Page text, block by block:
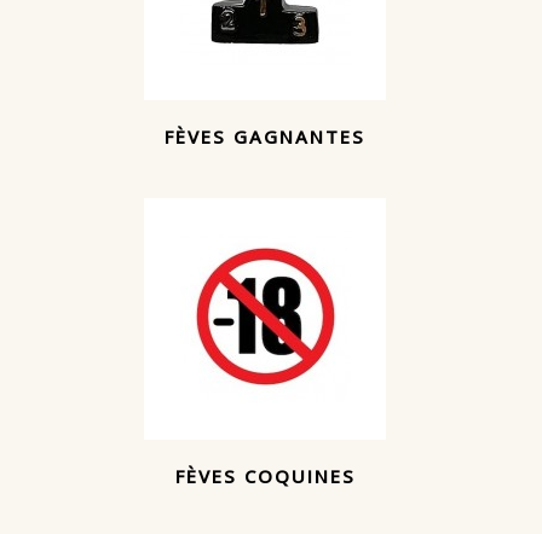
FÈVES GAGNANTES
FÈVES COQUINES